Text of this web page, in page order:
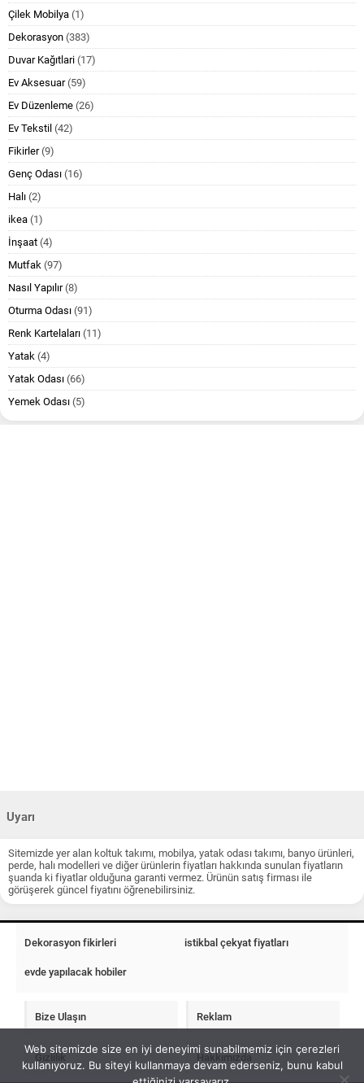
Çilek Mobilya (1)
Dekorasyon (383)
Duvar Kağıtlari (17)
Ev Aksesuar(59)
Ev Düzenleme (26)
Ev Tekstil (42)
Fikirler(9)
Genç Odası (16)
Halı (2)
ikea (1)
İnşaat (4)
Mutfak (97)
Nasıl Yapılır(8)
Oturma Odası (91)
Renk Kartelaları (11)
Yatak (4)
Yatak Odası (66)
Yemek Odası (5)
Uyarı
Sitemizde yer alan koltuk takımı, mobilya, yatak odası takımı, banyo ürünleri,
perde, halı modelleri ve diğer ürünlerin fiyatları hakkında sunulan fiyatların
şuanda ki fiyatlar olduğuna garanti vermez. Ürünün satış firması ile
görüşerek güncel fiyatını öğrenebilirsiniz.
Dekorasyon fikirleri istikbal çekyat fiyatları
evde yapılacak hobiler
Bize Ulaşın Reklam
Gizlilik Hakkımızda
Web sitemizde size en iyi deneyimi sunabilmemiz için çerezleri
kullanıyoruz. Bu siteyi kullanmaya devam ederseniz, bunu kabul